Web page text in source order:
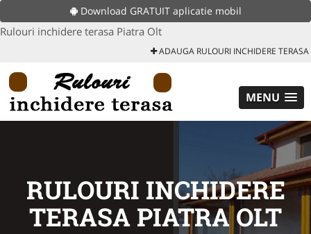
Download GRATUIT aplicatie mobil
Rulouri inchidere terasa Piatra Olt
ADAUGA RULOURI INCHIDERE TERASA
MENU
RULOURI INCHIDERE
TERASA PIATRA OLT